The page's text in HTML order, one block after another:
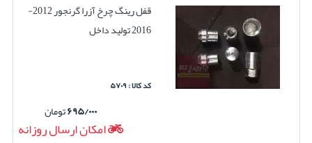
قفل رینگ چرخ آزرا گرنجور 2012-
2016 تولید داخل
کد کالا : ۵۷۰۹
۶۹۵/۰۰۰تومان
امکان ارسال روزانه